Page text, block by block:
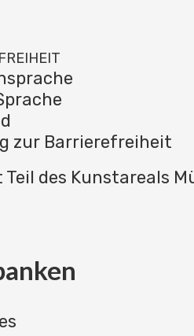
zur Barrierefreiheit
Teil des Kunstareals